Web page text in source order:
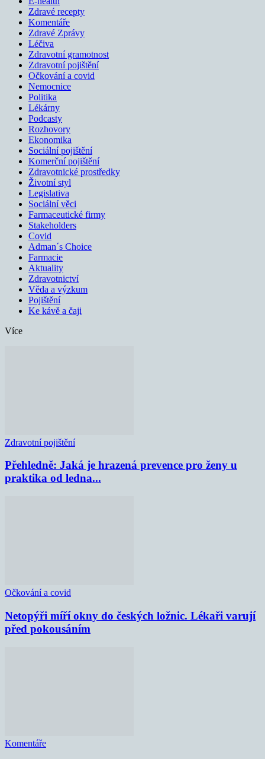
Zdravé recepty
Komentáře
Zdravé Zprávy
Léčiva
Zdravotní gramotnost
Zdravotní pojištění
Očkování a covid
Nemocnice
Politika
Lékárny
Podcasty
Rozhovory
Ekonomika
Sociální pojištění
Komerční pojištění
Zdravotnické prostředky
Životní styl
Legislativa
Sociální věci
Farmaceutické firmy
Stakeholders
Covid
Adman´s Choice
Farmacie
Aktuality
Zdravotnictví
Věda a výzkum
Pojištění
Ke kávě a čaji
Více
Zdravotní pojištění
Přehledně: Jaká je hrazená prevence pro ženy u
praktika od ledna...
Očkování a covid
Netopýři míří okny do českých ložnic. Lékaři varují
před pokousáním
Komentáře